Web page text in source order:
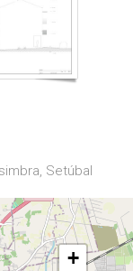
Setúbal
+